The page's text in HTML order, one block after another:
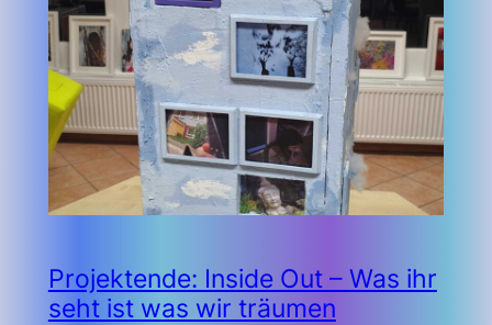
Projektende: Inside Out – Was ihr
seht ist was wir träumen